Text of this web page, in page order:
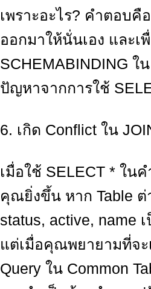
เพราะอะไร? คำตอบ
ออกมาให้นั่นเอง และ
SCHEMABINDING
ปัญหาจากการใช้
6. เกิด Conflict ใน
เมื่อใช้ SELECT * ใน
คุณยิ่งขึ้น หาก Table ต่
status, active, name
แต่เมื่อคุณพยายามที่จะ
Query ใน Common